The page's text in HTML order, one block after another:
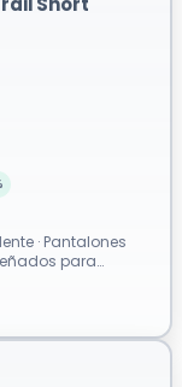
· Pantalones
para
al aire libre.